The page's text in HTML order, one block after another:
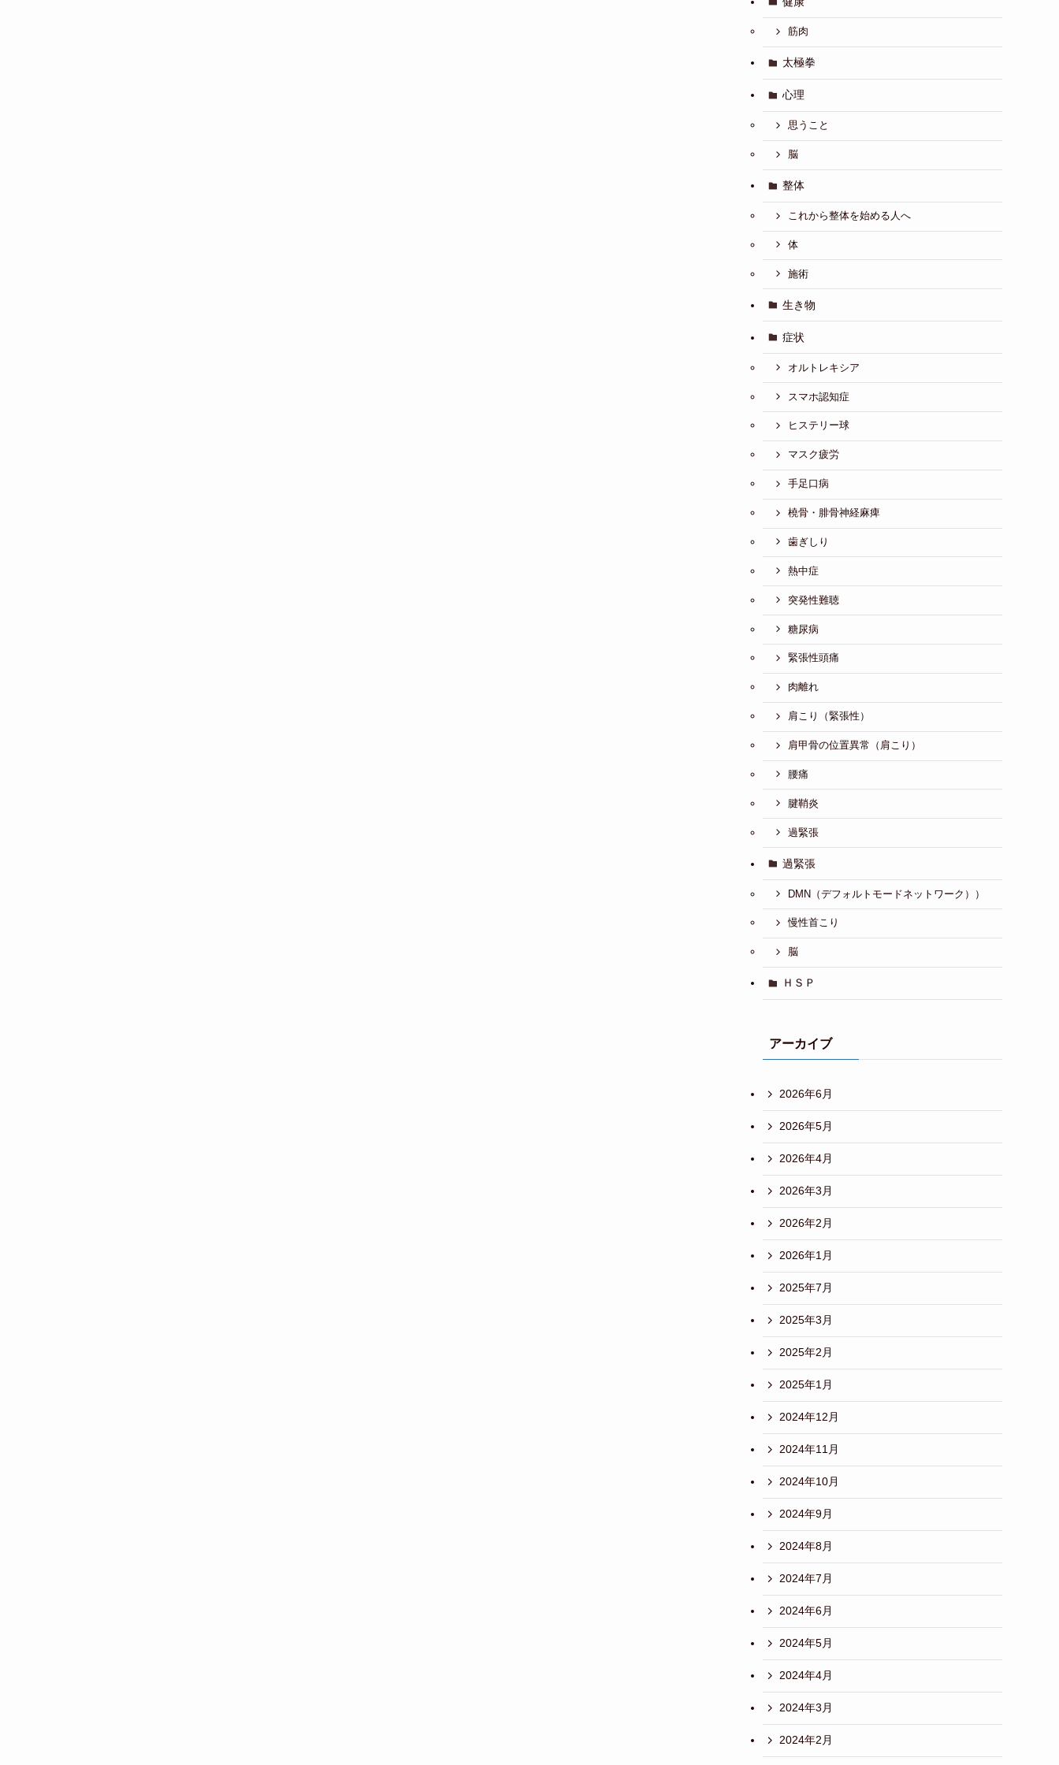
筋肉
太極拳
心理
思うこと
脳
整体
これから整体を始める人へ
体
施術
生き物
症状
オルトレキシア
スマホ認知症
ヒステリー球
マスク疲労
手足口病
橈骨・腓骨神経麻痺
歯ぎしり
熱中症
突発性難聴
糖尿病
緊張性頭痛
肉離れ
肩こり（緊張性）
肩甲骨の位置異常（肩こり）
腰痛
腱鞘炎
過緊張
過緊張
DMN（デフォルトモードネットワーク））
慢性首こり
脳
ＨＳＰ
アーカイブ
2026年6月
2026年5月
2026年4月
2026年3月
2026年2月
2026年1月
2025年7月
2025年3月
2025年2月
2025年1月
2024年12月
2024年11月
2024年10月
2024年9月
2024年8月
2024年7月
2024年6月
2024年5月
2024年4月
2024年3月
2024年2月